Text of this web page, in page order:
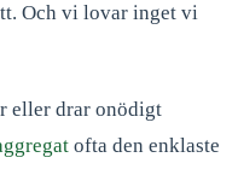
Och vi lovar inget vi
eller drar onödigt
ofta den enklaste